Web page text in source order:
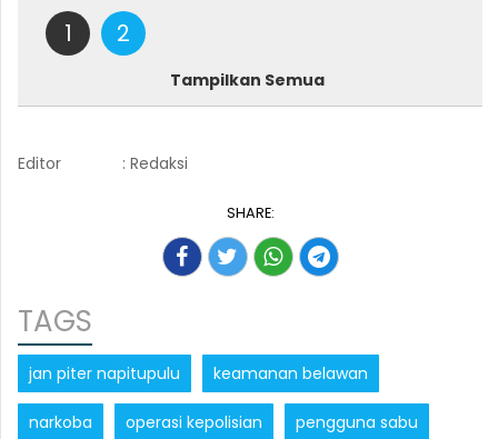
1 2
Tampilkan Semua
Editor : Redaksi
SHARE:
TAGS
jan piter napitupulu keamanan belawan
narkoba operasi kepolisian pengguna sabu